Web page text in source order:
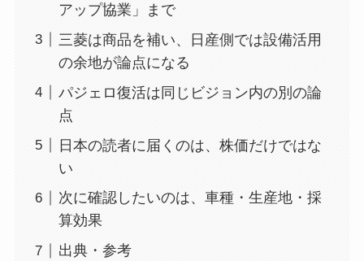
アップ協業」まで
三菱は商品を補い、日産側では設備活用
の余地が論点になる
パジェロ復活は同じビジョン内の別の論
点
日本の読者に届くのは、株価だけではな
い
次に確認したいのは、車種・生産地・採
算効果
出典・参考